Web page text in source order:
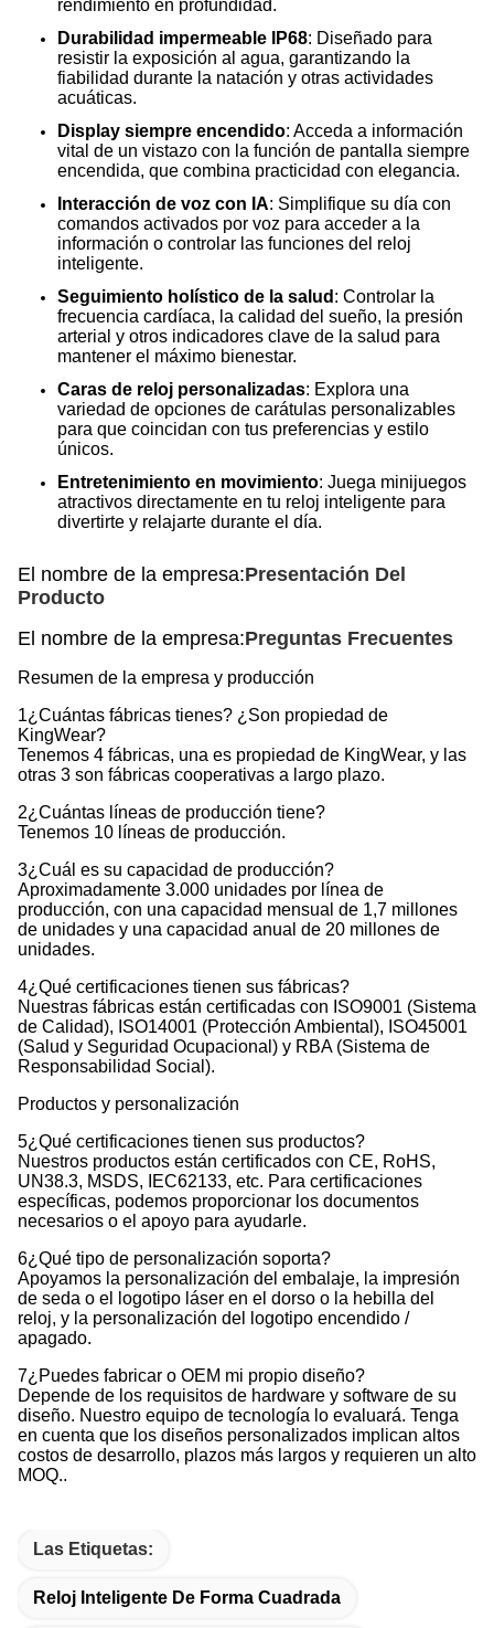
rendimiento en profundidad.
Durabilidad impermeable IP68: Diseñado para
resistir la exposición al agua, garantizando la
fiabilidad durante la natación y otras actividades
acuáticas.
Display siempre encendido: Acceda a información
vital de un vistazo con la función de pantalla siempre
encendida, que combina practicidad con elegancia.
Interacción de voz con IA: Simplifique su día con
comandos activados por voz para acceder a la
información o controlar las funciones del reloj
inteligente.
Seguimiento holístico de la salud : Controlar la
frecuencia cardíaca, la calidad del sueño, la presión
arterial y otros indicadores clave de la salud para
mantener el máximo bienestar.
Caras de reloj personalizadas: Explora una
variedad de opciones de carátulas personalizables
para que coincidan con tus preferencias y estilo
únicos.
Entretenimiento en movimiento: Juega minijuegos
atractivos directamente en tu reloj inteligente para
divertirte y relajarte durante el día.
El nombre de la empresa:Presentación Del
Producto
El nombre de la empresa:Preguntas Frecuentes
Resumen de la empresa y producción
1¿Cuántas fábricas tienes? ¿Son propiedad de
KingWear?
Tenemos 4 fábricas, una es propiedad de KingWear, y las
otras 3 son fábricas cooperativas a largo plazo.
2¿Cuántas líneas de producción tiene?
Tenemos 10 líneas de producción.
3¿Cuál es su capacidad de producción?
Aproximadamente 3.000 unidades por línea de
producción, con una capacidad mensual de 1,7 millones
de unidades y una capacidad anual de 20 millones de
unidades.
4¿Qué certificaciones tienen sus fábricas?
Nuestras fábricas están certificadas con ISO9001 (Sistema
de Calidad), ISO14001 (Protección Ambiental), ISO45001
(Salud y Seguridad Ocupacional) y RBA (Sistema de
Responsabilidad Social).
Productos y personalización
5¿Qué certificaciones tienen sus productos?
Nuestros productos están certificados con CE, RoHS,
UN38.3, MSDS, IEC62133, etc. Para certificaciones
específicas, podemos proporcionar los documentos
necesarios o el apoyo para ayudarle.
6¿Qué tipo de personalización soporta?
Apoyamos la personalización del embalaje, la impresión
de seda o el logotipo láser en el dorso o la hebilla del
reloj, y la personalización del logotipo encendido /
apagado.
7¿Puedes fabricar o OEM mi propio diseño?
Depende de los requisitos de hardware y software de su
diseño. Nuestro equipo de tecnología lo evaluará. Tenga
en cuenta que los diseños personalizados implican altos
costos de desarrollo, plazos más largos y requieren un alto
MOQ..
Las Etiquetas:
Reloj Inteligente De Forma Cuadrada